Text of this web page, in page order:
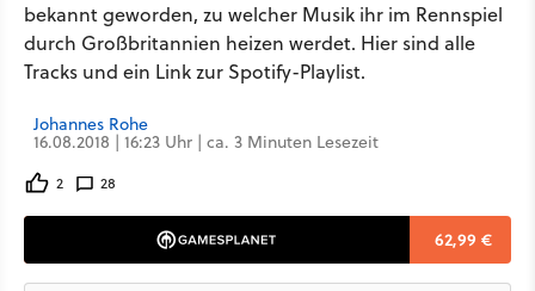
bekannt geworden, zu welcher Musik ihr im Rennspiel
durch Großbritannien heizen werdet. Hier sind alle
Tracks und ein Link zur Spotify-Playlist.
Johannes Rohe
16.08.2018 | 16:23 Uhr | ca. 3 Minuten Lesezeit
2 28
62,99 €